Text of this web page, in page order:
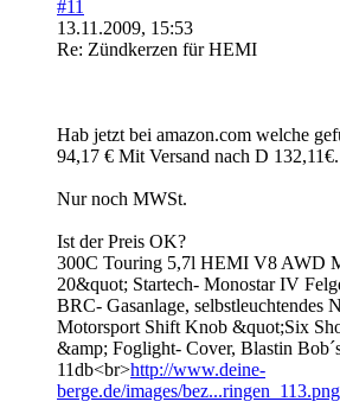
#11
13.11.2009, 15:53
Re: Zündkerzen für HEMI
Hab jetzt bei amazon.com welche
94,17 € Mit Versand nach D 132,11€.
Nur noch MWSt.
Ist der Preis OK?
300C Touring 5,7l HEMI V8 AWD
20&quot; Startech- Monostar IV
BRC- Gasanlage, selbstleuchtendes
Motorsport Shift Knob &quot;Six
&amp; Foglight- Cover, Blastin
11db<br>http://www.deine-
berge.de/images/bez...ringen_113.png